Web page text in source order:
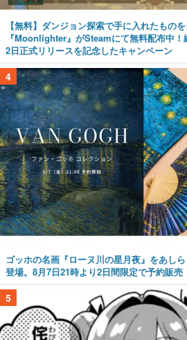
【無料】ダンジョン探索で手に入れたもの
『Moonlighter』がSteamにて無料配布中
2日正式リリースを記念したキャンペーン
4
ゴッホの名画『ローヌ川の星月夜』をあし
登場。8月7日21時より2日間限定で予約販売
5